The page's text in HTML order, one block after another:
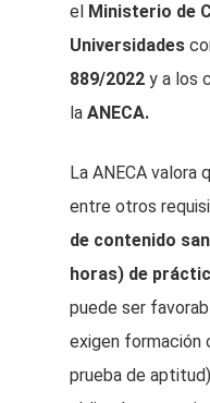
el Ministerio de
Universidades
889/2022 y a los
la ANECA.
La ANECA valora
entre otros
de contenido
horas) de
puede ser
exigen formación
prueba de